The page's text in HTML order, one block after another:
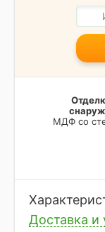
МДФ со
Доставка и